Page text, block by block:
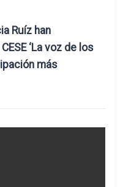
Ruíz han
‘La voz de los
más